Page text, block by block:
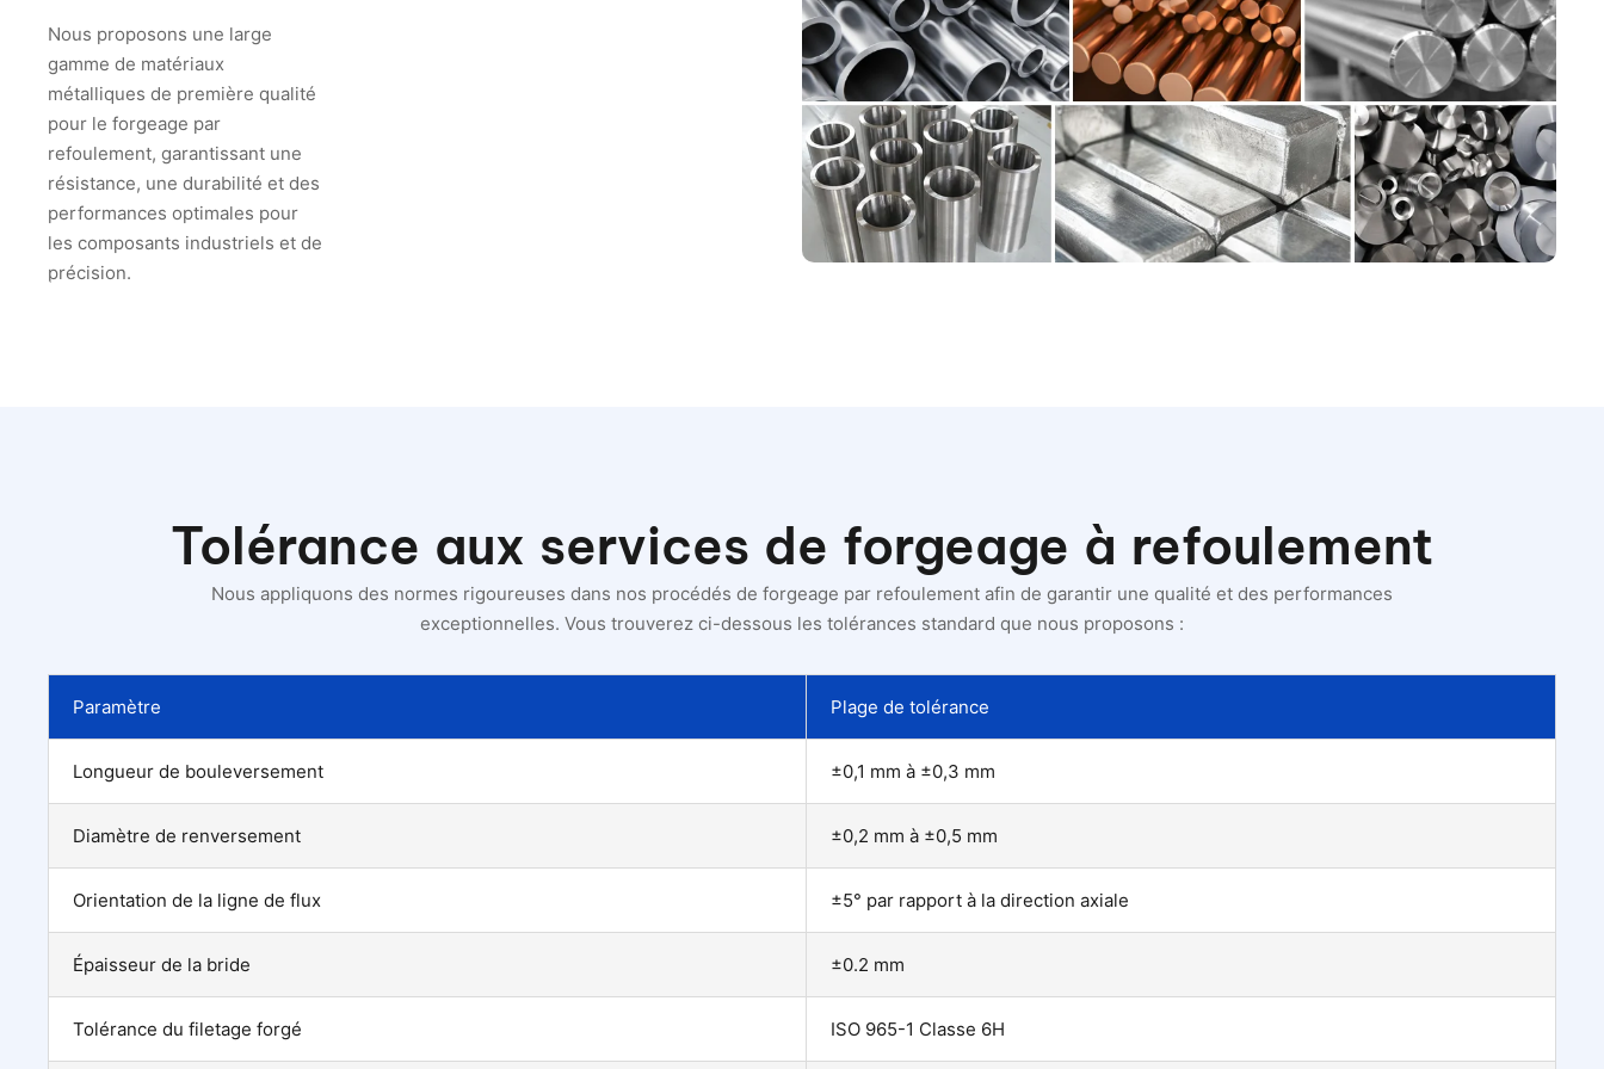
Nous proposons une large
gamme de matériaux
métalliques de première qualité
pour le forgeage par
refoulement, garantissant une
résistance, une durabilité et des
performances optimales pour
les composants industriels et de
précision.
Tolérance aux services de forgeage à refoulement
Nous appliquons des normes rigoureuses dans nos procédés de forgeage par refoulement afin de garantir une qualité et des performances
exceptionnelles. Vous trouverez ci-dessous les tolérances standard que nous proposons :
Paramètre Plage de tolérance
Longueur de bouleversement ±0,1 mm à ±0,3 mm
Diamètre de renversement ±0,2 mm à ±0,5 mm
Orientation de la ligne de flux ±5° par rapport à la direction axiale
Épaisseur de la bride ±0.2 mm
Tolérance du filetage forgé ISO 965-1 Classe 6H